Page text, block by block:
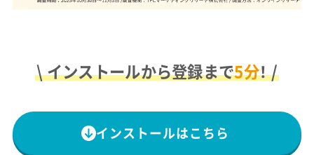
\ インストールから登録まで5分！ /
インストールはこちら